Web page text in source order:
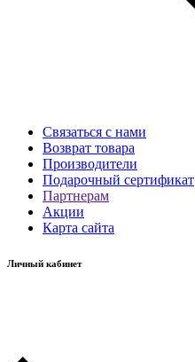
Связаться с нами
Возврат товара
Производители
Подарочный сертификат
Партнерам
Акции
Карта сайта
Личный кабинет